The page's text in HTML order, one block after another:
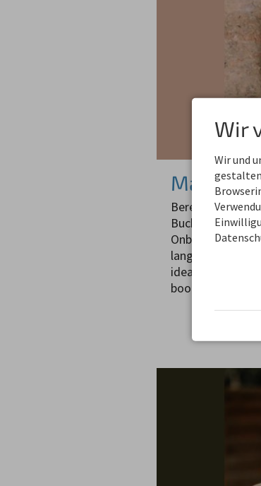
Max
Bereits bei
Onboarding von
langjährige
ideale
booking.com,
Wir
Wir und